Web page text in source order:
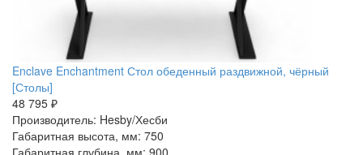
Enclave Enchantment Стол обеденный раздвижной, чёрный
[Столы]
48 795 ₽
Производитель: Hesby/Хесби
Габаритная высота, мм: 750
Габаритная глубина, мм: 900